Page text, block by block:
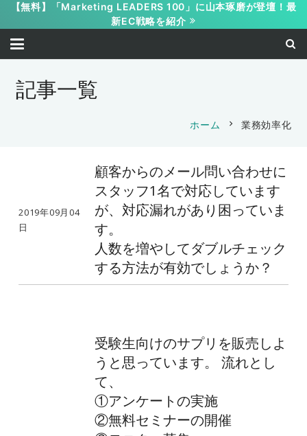
【無料】「Marketing LEADERS 100」に山本琢磨が登壇！最
新EC戦略を紹介
記事一覧
ホーム chevron_right 業務効率化
2019年09月04
日
顧客からのメール問い合わせに
スタッフ1名で対応しています
が、対応漏れがあり困っていま
す。
人数を増やしてダブルチェック
する方法が有効でしょうか？
受験生向けのサプリを販売しよ
うと思っています。 流れとし
て、
①アンケートの実施
②無料セミナーの開催